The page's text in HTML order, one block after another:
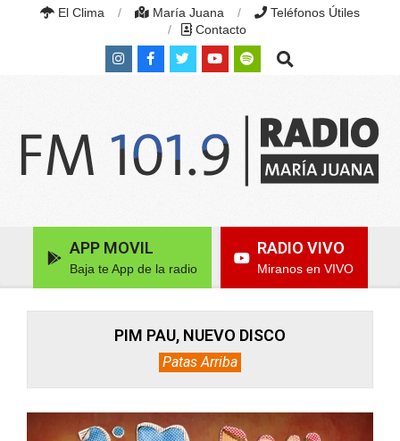
El Clima María Juana
Teléfonos Útiles
Contacto
Search
JUANA
FM
ARGENTINA
Navigation APP MOVIL
Baja te App de la radio
RADIO VIVO
Miranos en VIVO
PIM PAU, NUEVO DISCO
Patas Arriba